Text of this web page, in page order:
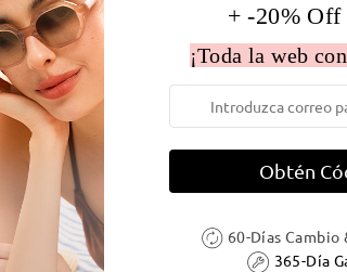
DELIVERY
+ -20% Off
¡Toda la web
Obtén
60-Días Cambio
365-Día